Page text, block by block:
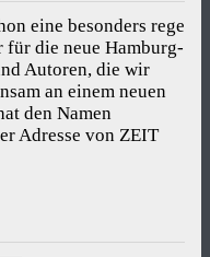
eine besonders rege
für die neue Hamburg-
Autoren, die wir
an einem neuen
den Namen
Adresse von ZEIT